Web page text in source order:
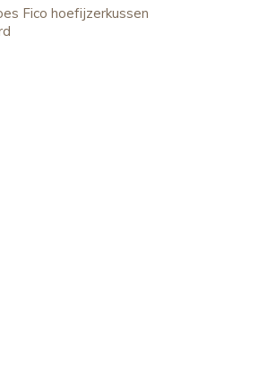
Fico hoefijzerkussen